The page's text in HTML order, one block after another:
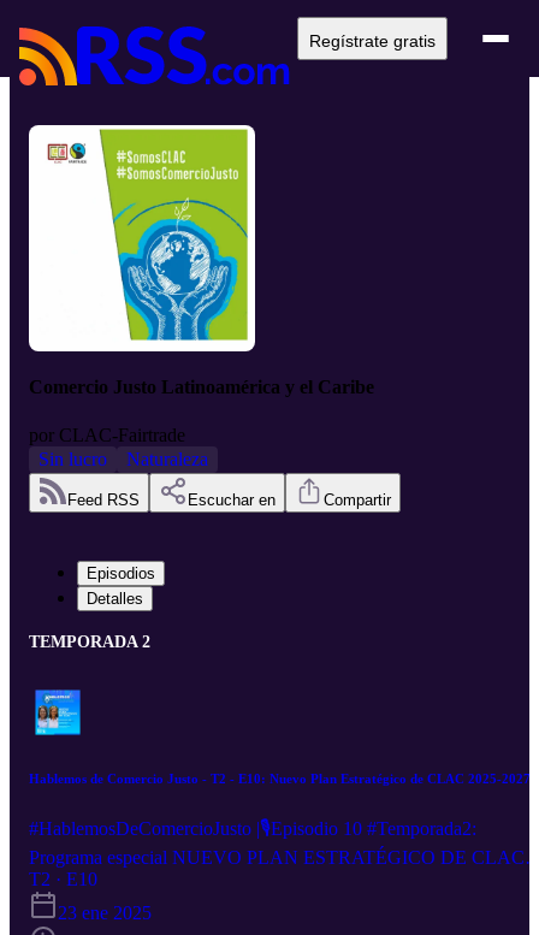
Regístrate gratis
Comercio Justo Latinoamérica y el Caribe
por CLAC-Fairtrade
Sin lucro
Naturaleza
Feed RSS Escuchar en Compartir
Episodios
Detalles
TEMPORADA 2
Hablemos de Comercio Justo - T2 - E10: Nuevo Plan Estratégico de CLAC 2025-2027
#HablemosDeComercioJusto |🎙️Episodio 10 #Temporada2:
Programa especial NUEVO PLAN ESTRATÉGICO DE CLAC
2025 - 2027 .🎧Escucha a Yoriely Villalobos y Marike de Peña,
presidenta y vicepresidenta del consejo directivo de CLAC.
T2 · E10
23 ene 2025